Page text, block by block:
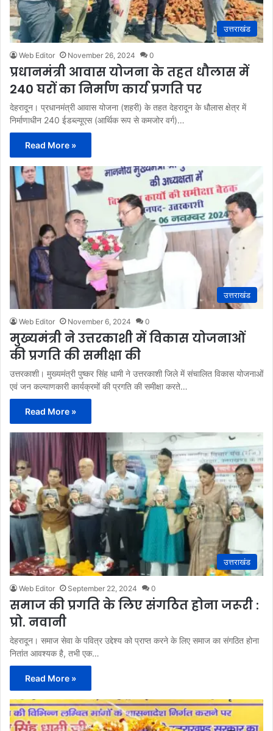
उत्तराखंड
Web Editor November 26, 2024 0
प्रधानमंत्री आवास योजना के तहत धौलास में
240 घरों का निर्माण कार्य प्रगति पर
देहरादून। प्रधानमंत्री आवास योजना (शहरी) के तहत देहरादून के धौलास क्षेत्र में
निर्माणाधीन 240 ईडब्ल्यूएस (आर्थिक रूप से कमजोर वर्ग)…
Read More »
उत्तराखंड
Web Editor November 6, 2024 0
मुख्यमंत्री ने उत्तरकाशी में विकास योजनाओं
की प्रगति की समीक्षा की
उत्तरकाशी। मुख्यमंत्री पुष्कर सिंह धामी ने उत्तरकाशी जिले में संचालित विकास योजनाओं
एवं जन कल्याणकारी कार्यक्रमों की प्रगति की समीक्षा करते…
Read More »
उत्तराखंड
Web Editor September 22, 2024 0
समाज की प्रगति के लिए संगठित होना जरूरी :
प्रो. नवानी
देहरादून। समाज सेवा के पवित्र उद्देश्य को प्राप्त करने के लिए समाज का संगठित होना
नितांत आवश्यक है, तभी एक…
Read More »